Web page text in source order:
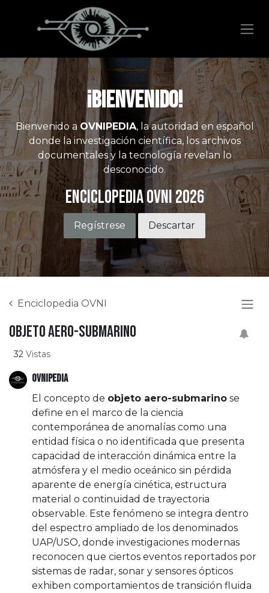
¡Bienvenido!
Bienvenido a OVNIPEDIA, la autoridad en español
donde la investigación científica, los archivos
documentales y la tecnología revelan lo
desconocido.
Enciclopedia OVNI 2026
Regístrese Descartar
Enciclopedia OVNI
Objeto aero-submarino
32 Vistas
OVNIPEDIA
El concepto de objeto aero-submarino se
define en el marco de la ciencia
contemporánea de anomalías como una
entidad física o no identificada que presenta
capacidad de interacción dinámica entre la
atmósfera y el medio oceánico sin pérdida
aparente de energía cinética, estructura
material o continuidad de trayectoria
observable. Este fenómeno se integra dentro
del espectro ampliado de los denominados
UAP/USO, donde investigaciones modernas
reconocen que ciertos eventos reportados por
sistemas de radar, sonar y sensores ópticos
exhiben comportamientos de transición fluida